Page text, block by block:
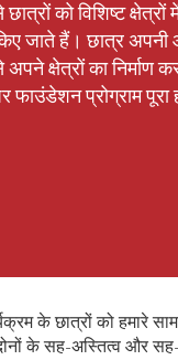
छात्रों को विशिष्ट
जाते हैं। छात्र अपनी
अपने क्षेत्रों का
फाउंडेशन प्रोग्राम पूरा
के छात्रों को हमारे
के सह-अस्तित्व और